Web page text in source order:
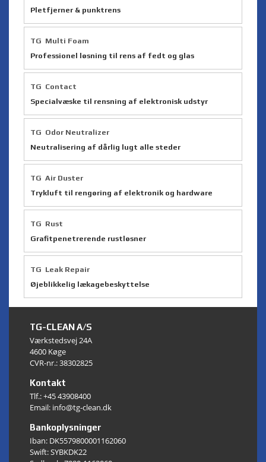
Pletfjerner & punktrens
TG Multi Foam
Professionel løsning til rens af fedt og glas
TG Contact
Specialvæske til rensning af elektronisk udstyr
TG Odor Neutralizer
Neutralisering af dårlig lugt alle steder
TG Air Duster
Trykluft til rengøring af elektronik og hardware
TG Rust
Grafitpenetrerende rustløsner
TG Leak Repair
Øjeblikkelig lækagebeskyttelse
TG-CLEAN A/S
Værkstedsvej 24A
4600 Køge
CVR-nr.: 38302825
Kontakt
Tlf.:+45 43908400
Email: info@tg-clean.dk
Bankoplysninger
Iban: DK5579800001162060
Swift: SYBKDK22